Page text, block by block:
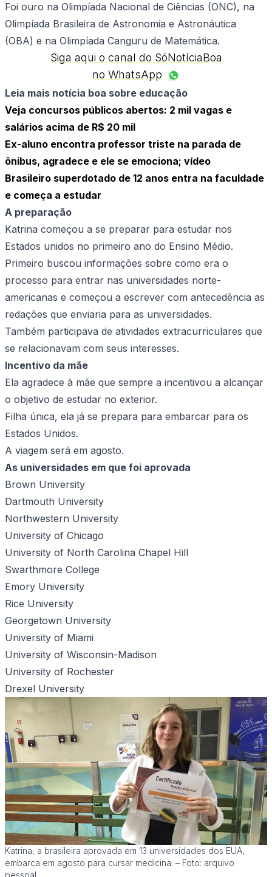
Foi ouro na Olimpíada Nacional de Ciências (ONC), na
Olimpíada Brasileira de Astronomia e Astronáutica
(OBA) e na Olimpíada Canguru de Matemática.
Siga aqui o canal do SóNotíciaBoa
no WhatsApp
Leia mais notícia boa sobre educação
Veja concursos públicos abertos: 2 mil vagas e
salários acima de R$ 20 mil
Ex-aluno encontra professor triste na parada de
ônibus, agradece e ele se emociona; vídeo
Brasileiro superdotado de 12 anos entra na faculdade
e começa a estudar
A preparação
Katrina começou a se preparar para estudar nos
Estados unidos no primeiro ano do Ensino Médio.
Primeiro buscou informações sobre como era o
processo para entrar nas universidades norte-
americanas e começou a escrever com antecedência as
redações que enviaria para as universidades.
Também participava de atividades extracurriculares que
se relacionavam com seus interesses.
Incentivo da mãe
Ela agradece à mãe que sempre a incentivou a alcançar
o objetivo de estudar no exterior.
Filha única, ela já se prepara para embarcar para os
Estados Unidos.
A viagem será em agosto.
As universidades em que foi aprovada
Brown University
Dartmouth University
Northwestern University
University of Chicago
University of North Carolina Chapel Hill
Swarthmore College
Emory University
Rice University
Georgetown University
University of Miami
University of Wisconsin-Madison
University of Rochester
Drexel University
Katrina, a brasileira aprovada em 13 universidades dos EUA,
embarca em agosto para cursar medicina. – Foto: arquivo